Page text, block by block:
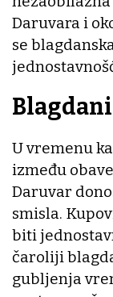
Daruvara i
se
U vremenu
između
Daruvar
smisla.
biti
čaroliji
gubljenja